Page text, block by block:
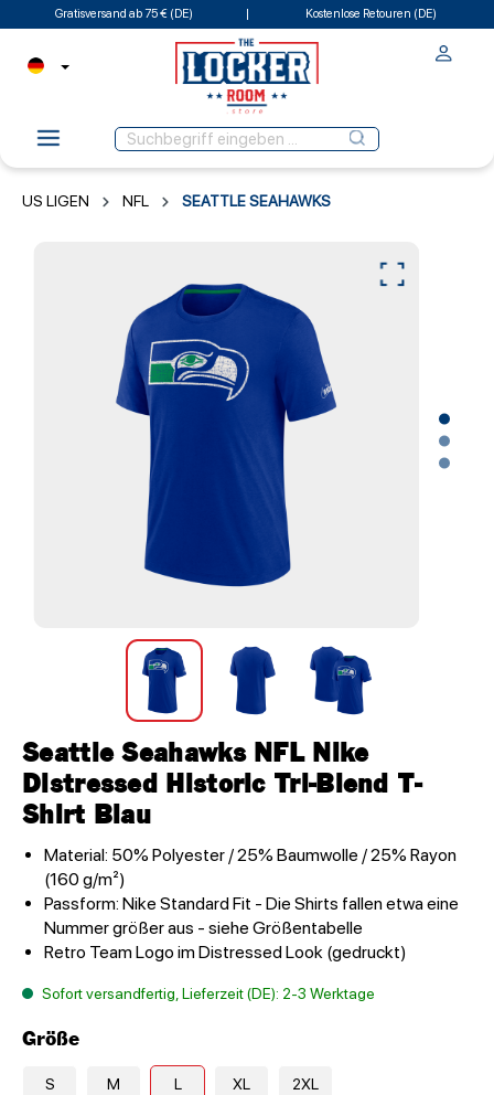
Gratisversand ab 75 € (DE) Kostenlose Retouren (DE)
US LIGEN NFL SEATTLE SEAHAWKS
Seattle Seahawks NFL Nike
Distressed Historic Tri-Blend T-
Shirt Blau
Material: 50% Polyester / 25% Baumwolle / 25% Rayon
(160 g/m²)
Passform: Nike Standard Fit - Die Shirts fallen etwa eine
Nummer größer aus - siehe Größentabelle
Retro Team Logo im Distressed Look (gedruckt)
Sofort versandfertig, Lieferzeit (DE): 2-3 Werktage
Größe
S M L XL 2XL